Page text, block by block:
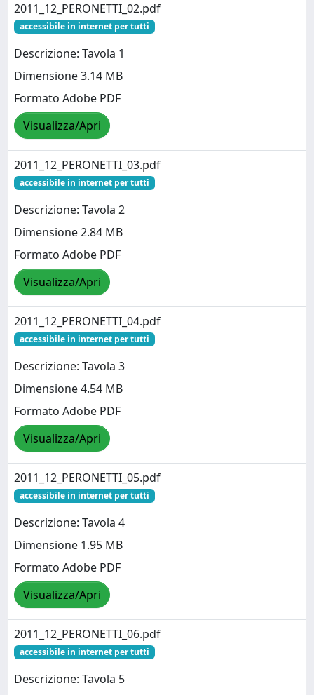
2011_12_PERONETTI_02.pdf
accessibile in internet per tutti
Descrizione: Tavola 1
Dimensione 3.14 MB
Formato Adobe PDF
Visualizza/Apri
2011_12_PERONETTI_03.pdf
accessibile in internet per tutti
Descrizione: Tavola 2
Dimensione 2.84 MB
Formato Adobe PDF
Visualizza/Apri
2011_12_PERONETTI_04.pdf
accessibile in internet per tutti
Descrizione: Tavola 3
Dimensione 4.54 MB
Formato Adobe PDF
Visualizza/Apri
2011_12_PERONETTI_05.pdf
accessibile in internet per tutti
Descrizione: Tavola 4
Dimensione 1.95 MB
Formato Adobe PDF
Visualizza/Apri
2011_12_PERONETTI_06.pdf
accessibile in internet per tutti
Descrizione: Tavola 5